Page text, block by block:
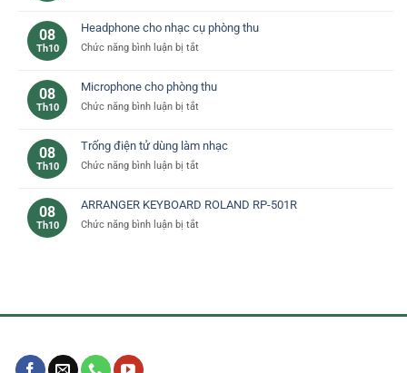
bạn
model
Piano
Yamaha
Kawai
rẻ
08
Th10
Headphone cho nhạc cụ phòng thu
Chức năng bình luận bị tắtở
nhạc
cụ
thu
08
Th10
Microphone cho phòng thu
Chức năng bình luận bị tắtở
phòng
thu
08
Th10
Trống điện tử dùng làm nhạc
Chức năng bình luận bị tắtở
tử
dùng
08
Th10
ARRANGER KEYBOARD ROLAND RP-501R
Chức năng bình luận bị tắtở